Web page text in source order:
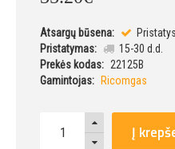
Atsargų būsena:
Pristatymas:
15-30 d.d.
Prekės kodas: 22125B
Gamintojas:
Ricomgas
Į